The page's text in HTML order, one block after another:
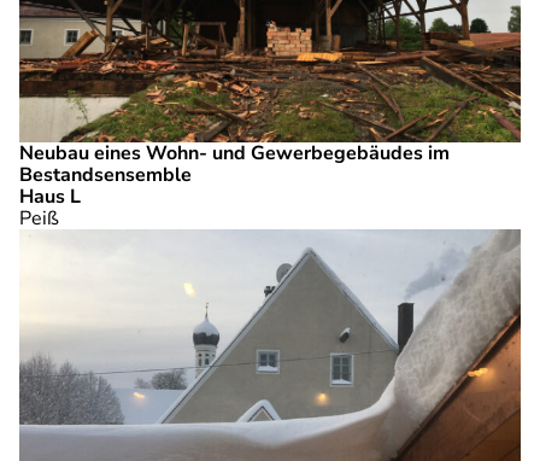
Neubau eines Wohn- und Gewerbegebäudes im
Bestandsensemble
Haus L
Peiß